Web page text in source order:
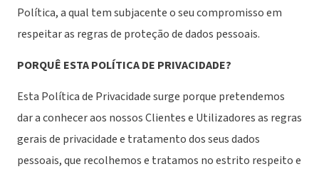
Política, a qual tem subjacente o seu compromisso em
respeitar as regras de proteção de dados pessoais.
PORQUÊ ESTA POLÍTICA DE PRIVACIDADE?
Esta Política de Privacidade surge porque pretendemos
dar a conhecer aos nossos Clientes e Utilizadores as regras
gerais de privacidade e tratamento dos seus dados
pessoais, que recolhemos e tratamos no estrito respeito e